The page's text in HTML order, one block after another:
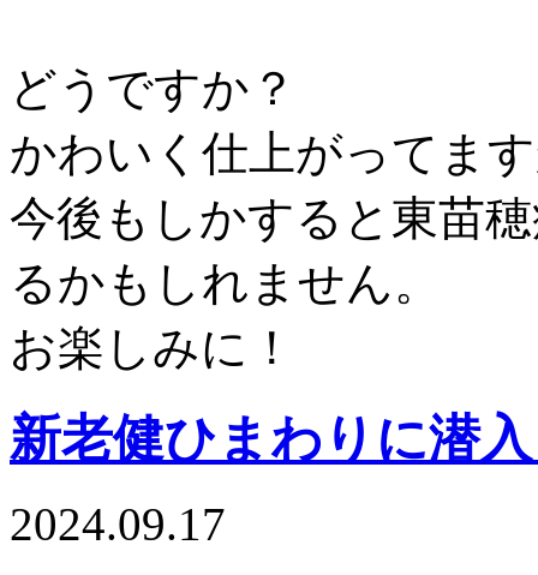
どうですか？
かわいく仕上がってま
今後もしかすると東苗
るかもしれません。
お楽しみに！
新老健ひまわりに潜
2024.09.17